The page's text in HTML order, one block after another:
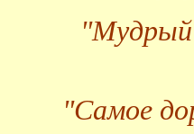
"Мудрый
"Самое